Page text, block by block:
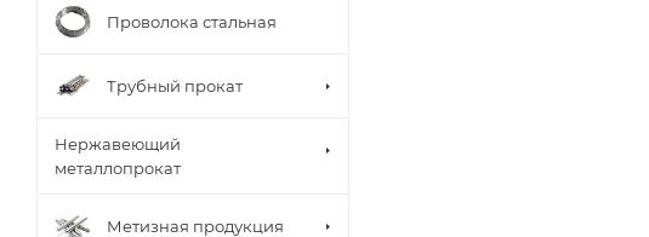
Проволока стальная
Трубный прокат
Нержавеющий
металлопрокат
Метизная продукция